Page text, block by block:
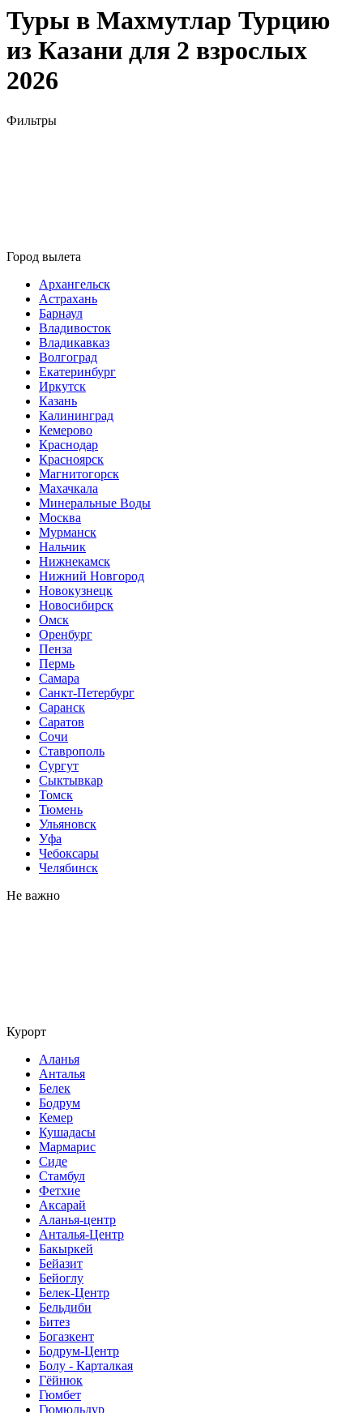
Туры в Махмутлар Турцию
из Казани для 2 взрослых
2026
Фильтры
Город вылета
Архангельск
Астрахань
Барнаул
Владивосток
Владикавказ
Волгоград
Екатеринбург
Иркутск
Казань
Калининград
Кемерово
Краснодар
Красноярск
Магнитогорск
Махачкала
Минеральные Воды
Москва
Мурманск
Нальчик
Нижнекамск
Нижний Новгород
Новокузнецк
Новосибирск
Омск
Оренбург
Пенза
Пермь
Самара
Санкт-Петербург
Саранск
Саратов
Сочи
Ставрополь
Сургут
Сыктывкар
Томск
Тюмень
Ульяновск
Уфа
Чебоксары
Челябинск
Не важно
Курорт
Аланья
Анталья
Белек
Бодрум
Кемер
Кушадасы
Мармарис
Сиде
Стамбул
Фетхие
Аксарай
Аланья-центр
Анталья-Центр
Бакыркей
Бейазит
Бейоглу
Белек-Центр
Бельдиби
Битез
Богазкент
Бодрум-Центр
Болу - Карталкая
Гёйнюк
Гюмбет
Гюмюльдур